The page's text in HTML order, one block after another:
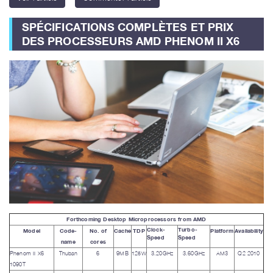
SPÉCIFICATIONS COMPLÈTES ET PRIX
DES PROCESSEURS AMD PHENOM II X6
Forthcoming Desktop Microprocessors from AMD
Model
Code-
name
No. of
cores
Cache TDP Clock-
Speed
Turbo-
Speed
PlatformAvailability
Phenom II X6
1090T
Thuban 6 9MB 125W 3.20GHz 3.60GHz AM3 Q2 2010